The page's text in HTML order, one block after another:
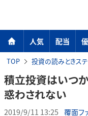
人気 配当
TOP 投資の読みときス
積立投資はいつか
惑わされない
2019/9/11 13:25 覆面フ